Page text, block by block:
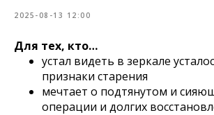
2025-08-13 12:00
Для тех, кто…
устал видеть в зеркале
признаки старения
мечтает о подтянутом и
операции и долгих